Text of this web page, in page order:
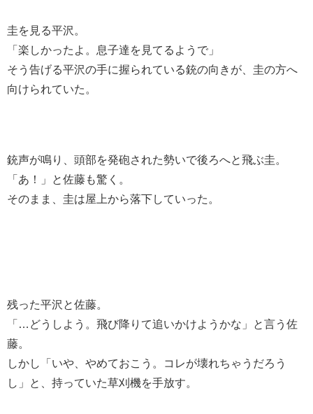
圭を見る平沢。
「楽しかったよ。息子達を見てるようで」
そう告げる平沢の手に握られている銃の向きが、圭の方へ
向けられていた。
銃声が鳴り、頭部を発砲された勢いで後ろへと飛ぶ圭。
「あ！」と佐藤も驚く。
そのまま、圭は屋上から落下していった。
残った平沢と佐藤。
「…どうしよう。飛び降りて追いかけようかな」と言う佐
藤。
しかし「いや、やめておこう。コレが壊れちゃうだろう
し」と、持っていた草刈機を手放す。